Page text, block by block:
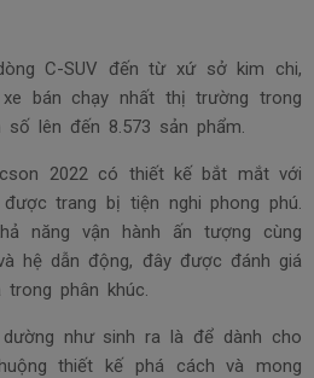
C-SUV đến từ xứ sở kim chi,
bán chạy nhất thị trường trong
lên đến 8.573 sản phẩm.
2022 có thiết kế bắt mắt với
trang bị tiện nghi phong phú.
năng vận hành ấn tượng cùng
hệ dẫn động, đây được đánh giá
phân khúc.
như sinh ra là để dành cho
thiết kế phá cách và mong